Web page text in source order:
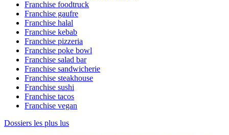
Franchise foodtruck
Franchise gaufre
Franchise halal
Franchise kebab
Franchise pizzeria
Franchise poke bowl
Franchise salad bar
Franchise sandwicherie
Franchise steakhouse
Franchise sushi
Franchise tacos
Franchise vegan
Dossiers les plus lus